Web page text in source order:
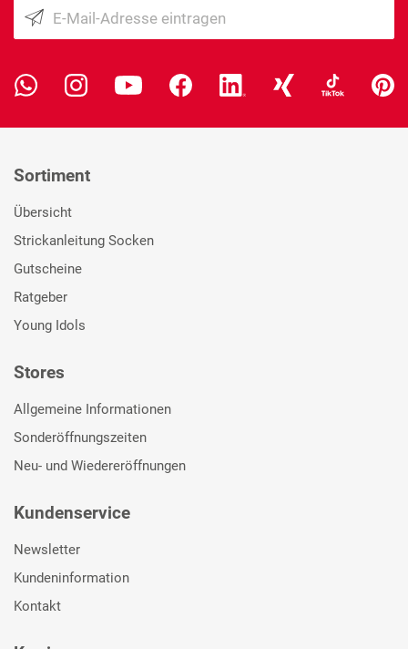
Sortiment
Übersicht
Strickanleitung Socken
Gutscheine
Ratgeber
Young Idols
Stores
Allgemeine Informationen
Sonderöffnungszeiten
Neu- und Wiedereröffnungen
Kundenservice
Newsletter
Kundeninformation
Kontakt